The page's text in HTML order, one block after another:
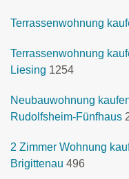
Terrassenwohnung
Terrassenwohnung
Liesing 1254
Neubauwohnung
Rudolfsheim-Fünfhaus
2 Zimmer Wohnung
Brigittenau 496